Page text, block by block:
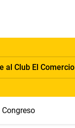
al Club El Comercio
Congreso